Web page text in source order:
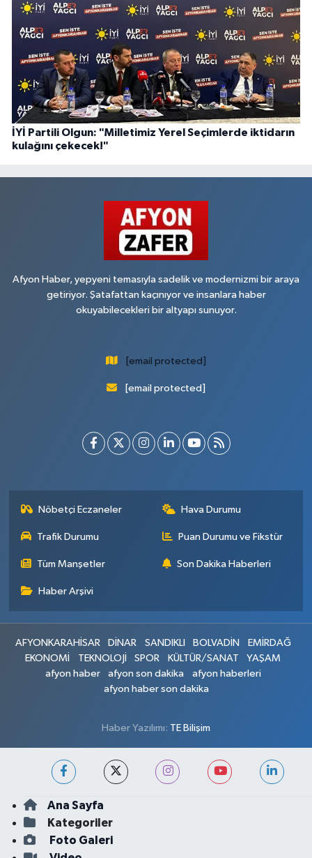
İYİ Partili Olgun: "Milletimiz Yerel Seçimlerde iktidarın
kulağını çekecek!"
Afyon Haber, yepyeni temasıyla sadelik ve modernizmi bir araya
getiriyor. Şatafattan kaçınıyor ve insanlara haber
okuyabilecekleri bir altyapı sunuyor.
[email protected]
[email protected]
Nöbetçi Eczaneler Hava Durumu
Trafik Durumu Puan Durumu ve Fikstür
Tüm Manşetler Son Dakika Haberleri
Haber Arşivi
AFYONKARAHİSAR DİNAR SANDIKLI BOLVADİN
EMİRDAĞ
EKONOMİ
TEKNOLOJİ SPOR KÜLTÜR/SANAT
YAŞAM
afyon haber
afyon son dakika
afyon haberleri
afyon haber son dakika
Haber Yazılımı: TE Bilişim
Ana Sayfa
Kategoriler
Foto Galeri